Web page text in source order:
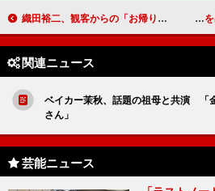
織田裕二、観客からの「お帰りなさい！」に感激 子役の「一緒に演技がやりやすかった」には照れ笑い ロバ
関連ニュース
ベイカー茉秋、話題の祖母と共演 「
さん」
芸能ニュース